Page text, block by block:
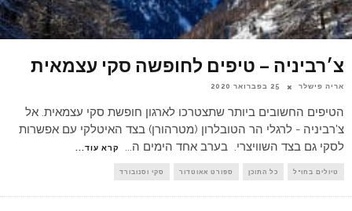
צ׳רביניה – טיפים לחופשה סקי עצמאית
אריה פישלר 25 בפברואר 2020
הטיפים החשובים ביותר שתצטרכו לארגון חופשת סקי עצמאית. אל
צ'רביניה - לרגלי הר הטובלרון (מטרהורן) בצד האיטלקי עם אפשרות
לסקי גם בצד השוויצרי. בערב אחד הימים ה... קרא עוד...
טיולים בחו"ל כל התוכן ספורט אאוטדור סקי וסנובורד